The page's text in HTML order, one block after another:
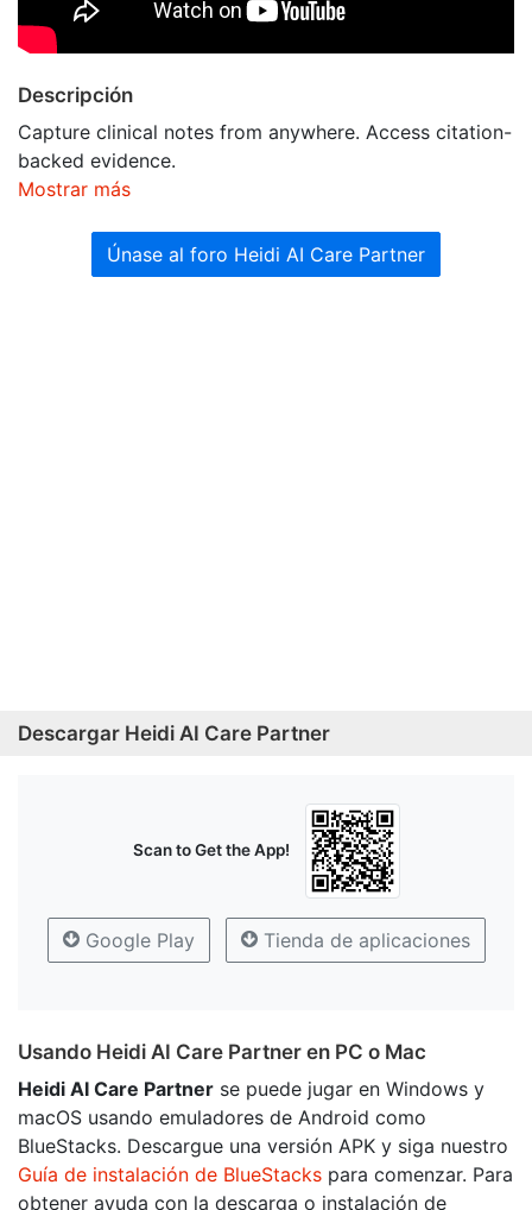
Descripción
Capture clinical notes from anywhere. Access citation-
backed evidence.
Mostrar más
Únase al foro Heidi AI Care Partner
Descargar Heidi AI Care Partner
Scan to Get the App!
Google Play Tienda de aplicaciones
Usando Heidi AI Care Partner en PC o Mac
Heidi AI Care Partner se puede jugar en Windows y
macOS usando emuladores de Android como
BlueStacks. Descargue una versión APK y siga nuestro
Guía de instalación de BlueStacks para comenzar. Para
obtener ayuda con la descarga o instalación de